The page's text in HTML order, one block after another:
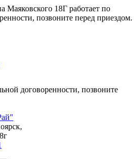
18Г работает по
позвоните перед приездом.
договоренности, позвоните